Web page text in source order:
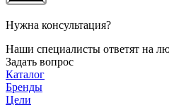
Нужна консультация?
Наши специалисты ответят на
Задать вопрос
Каталог
Бренды
Цели